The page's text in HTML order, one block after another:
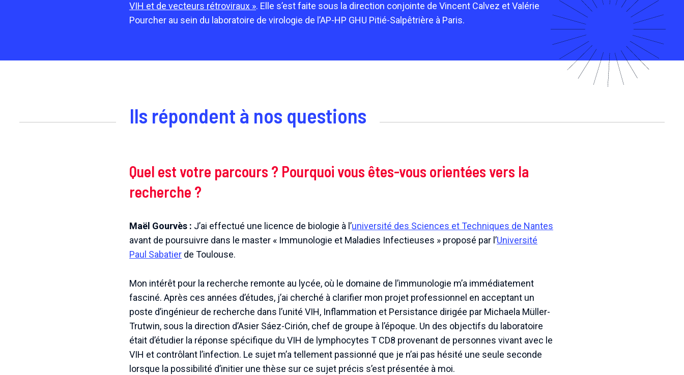
VIH et de vecteurs rétroviraux ». Elle s’est faite sous la direction conjointe de Vincent Calvez etValérie
Pourcher au sein du laboratoire de virologie de l’AP-HP GHU Pitié-Salpêtrière à Paris.
Ils répondent à nos questions
Quel est votre parcours ? Pourquoi vous êtes-vous orientées vers la
recherche ?
Maël Gourvès : J’ai effectué une licence de biologie à l’université des Sciences et Techniques de Nantes
avant de poursuivre dans le master « Immunologie et Maladies Infectieuses » proposé par l’Université
Paul Sabatier de Toulouse.
Mon intérêt pour la recherche remonte au lycée, où le domaine de l’immunologie m’a immédiatement
fasciné. Après ces années d’études, j’ai cherché à clarifier mon projet professionnel en acceptant un
poste d’ingénieur de recherche dans l’unité VIH, Inflammation et Persistance dirigée par Michaela Müller-
Trutwin, sous la direction d’Asier Sáez-Cirión, chef de groupe à l’époque. Un des objectifs du laboratoire
était d’étudier la réponse spécifique du VIH de lymphocytes T CD8 provenant de personnes vivant avec le
VIH et contrôlant l’infection. Le sujet m’a tellement passionné que je n’ai pas hésité une seule seconde
lorsque la possibilité d’initier une thèse sur ce sujet précis s’est présentée à moi.